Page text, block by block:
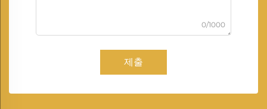
0/1000
제출